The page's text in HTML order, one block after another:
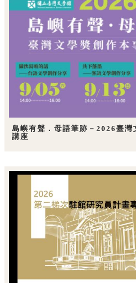
島嶼有聲．母語筆跡－2026臺灣
講座